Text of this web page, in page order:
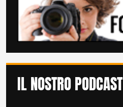
IL NOSTRO PODCAST